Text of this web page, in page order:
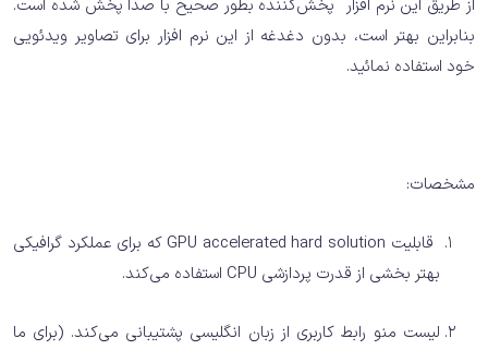
از طریق این نرم افزار پخش‌کننده بطور صحیح با صدا پخش شده است.
بنابراین بهتر است، بدون دغدغه از این نرم افزار برای تصاویر ویدئویی
خود استفاده نمائید.
مشخصات:
قابلیت GPU accelerated hard solution که برای عملکرد گرافیکی
بهتر بخشی از قدرت پردازشی CPU استفاده می‌کند.
لیست منو رابط کاربری از زبان انگلیسی پشتیبانی می‌کند. (برای ما